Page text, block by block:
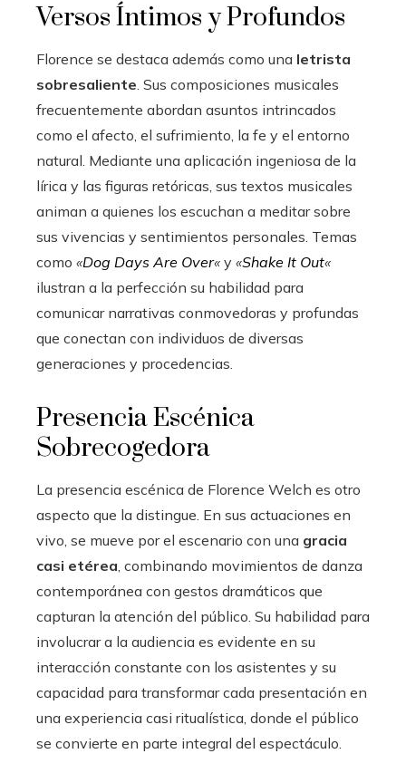
Versos Íntimos y Profundos
Florence se destaca además como una letrista
sobresaliente . Sus composiciones musicales
frecuentemente abordan asuntos intrincados
como el afecto, el sufrimiento, la fe y el entorno
natural. Mediante una aplicación ingeniosa de la
lírica y las figuras retóricas, sus textos musicales
animan a quienes los escuchan a meditar sobre
sus vivencias y sentimientos personales. Temas
como «Dog Days Are Over« y «Shake It Out«
ilustran a la perfección su habilidad para
comunicar narrativas conmovedoras y profundas
que conectan con individuos de diversas
generaciones y procedencias.
Presencia Escénica
Sobrecogedora
La presencia escénica de Florence Welch es otro
aspecto que la distingue. En sus actuaciones en
vivo, se mueve por el escenario con una gracia
casi etérea , combinando movimientos de danza
contemporánea con gestos dramáticos que
capturan la atención del público. Su habilidad para
involucrar a la audiencia es evidente en su
interacción constante con los asistentes y su
capacidad para transformar cada presentación en
una experiencia casi ritualística, donde el público
se convierte en parte integral del espectáculo.